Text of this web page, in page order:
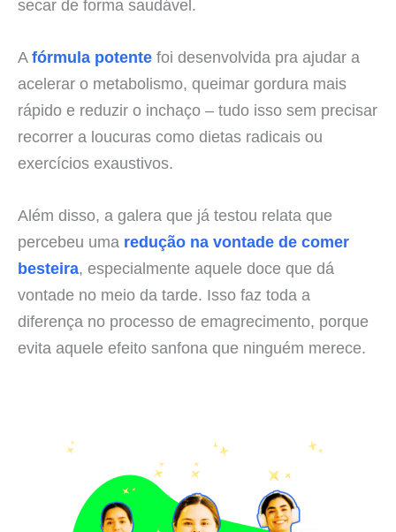
secar de forma saudável.
Afórmula potente foi desenvolvida pra ajudar a
acelerar o metabolismo, queimar gordura mais
rápido e reduzir o inchaço – tudo isso sem precisar
recorrer a loucuras como dietas radicais ou
exercícios exaustivos.
Além disso, a galera que já testou relata que
percebeu uma redução na vontade de comer
besteira, especialmente aquele doce que dá
vontade no meio da tarde. Isso faz toda a
diferença no processo de emagrecimento, porque
evita aquele efeito sanfona que ninguém merece.